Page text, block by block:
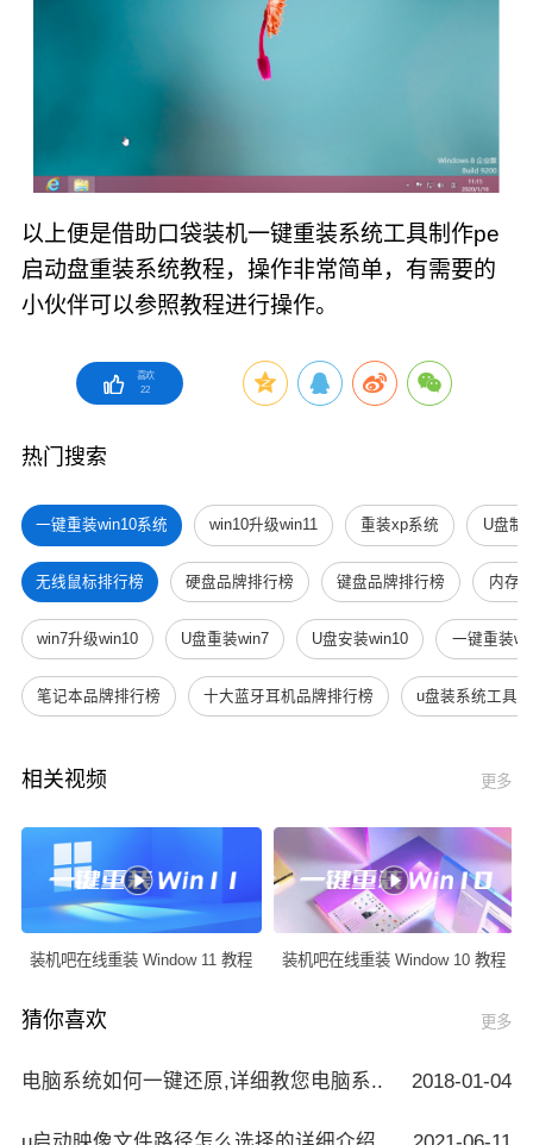
以上便是借助口袋装机一键重装系统工具制作pe
启动盘重装系统教程，操作非常简单，有需要的
小伙伴可以参照教程进行操作。
喜欢
22
热门搜索
一键重装win10系统 win10升级win11 重装xp系统 U盘制
无线鼠标排行榜 硬盘品牌排行榜 键盘品牌排行榜 内存
win7升级win10 U盘重装win7 U盘安装win10 一键重装
笔记本品牌排行榜 十大蓝牙耳机品牌排行榜 u盘装系统工具
相关视频 更多
装机吧在线重装 Window 11 教程 装机吧在线重装 Window 10 教程
猜你喜欢 更多
电脑系统如何一键还原,详细教您电脑系.. 2018-01-04